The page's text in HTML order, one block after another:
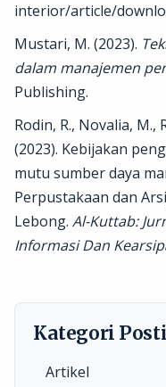
interior/article/
Mustari, M. (2023).
dalam manajemen
Publishing.
Rodin, R., Novalia, M.,
(2023). Kebijakan
mutu sumber daya
Perpustakaan dan
Lebong. Al-Kuttab:
Informasi Dan
Kategori
Artikel